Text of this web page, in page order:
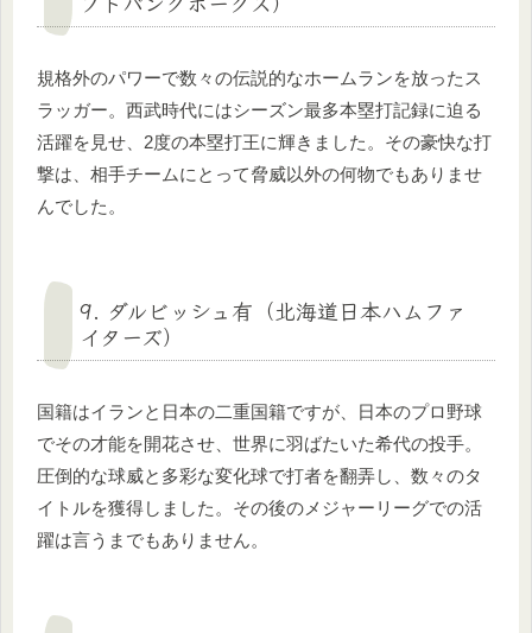
規格外のパワーで数々の伝説的なホームランを放ったス
ラッガー。西武時代にはシーズン最多本塁打記録に迫る
活躍を見せ、2度の本塁打王に輝きました。その豪快な打
撃は、相手チームにとって脅威以外の何物でもありませ
んでした。
9. ダルビッシュ有（北海道日本ハムファ
イターズ）
国籍はイランと日本の二重国籍ですが、日本のプロ野球
でその才能を開花させ、世界に羽ばたいた希代の投手。
圧倒的な球威と多彩な変化球で打者を翻弄し、数々のタ
イトルを獲得しました。その後のメジャーリーグでの活
躍は言うまでもありません。